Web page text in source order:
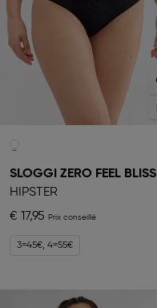
SLOGGI ZERO FEEL BLISS
HIPSTER
€ 17,95
3=45€, 4=55€